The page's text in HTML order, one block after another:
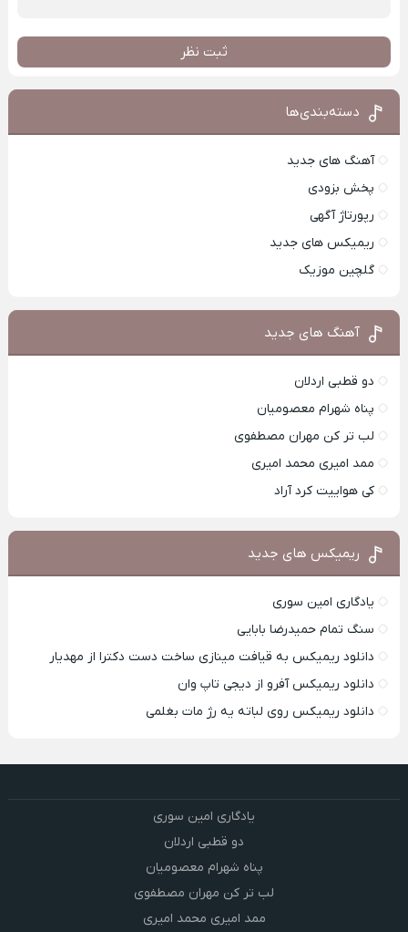
ثبت نظر
دسته‌بندی‌ها
آهنگ های جدید
پخش بزودی
رپورتاژ آگهی
ریمیکس های جدید
گلچین موزیک
آهنگ های جدید
دو قطبی اردلان
پناه شهرام معصومیان
لب تر کن مهران مصطفوی
ممد امیری محمد امیری
کی هواییت کرد آراد
ریمیکس های جدید
یادگاری امین سوری
سنگ تمام حمیدرضا بابایی
دانلود ریمیکس به قیافت مینازی ساخت دست دکترا از مهدیار
دانلود ریمیکس آفرو از ديجی تاپ وان
دانلود ریمیکس روی لباته یه رژ مات بغلمی
یادگاری امین سوری
دو قطبی اردلان
پناه شهرام معصومیان
لب تر کن مهران مصطفوی
ممد امیری محمد امیری